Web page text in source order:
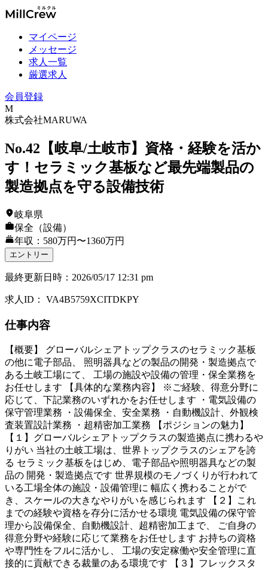
マイページ
メッセージ
求人一覧
厳選求人
会員登録
M
株式会社MARUWA
No.42【岐阜/土岐市】資格・経験を活か
す！セラミック基板など最先端製品の
製造拠点を守る設備技術
岐阜県
保全（設備）
年収：580万円〜1360万円
エントリー
最終更新日時 ： 2026/05/17 12:31 pm
求人ID ： VA4B5759XCITDKPY
仕事内容
【概要】 グローバルシェアトップクラスのセラミック基板
の他に電子部品、 照明器具などの製品の開発・製造拠点で
ある土岐工場にて、 工場の施設や設備の管理・保全業務を
お任せします 【具体的な業務内容】 ※ご経験、得意分野に
応じて、下記業務のいずれかをお任せします ・電気設備の
保守管理業務 ・設備保全、安全業務 ・自動機設計、外観検
査装置設計業務 ・超精密加工業務 【ポジションの魅力】
【１】グローバルシェアトップクラスの製造拠点に携わるや
りがい 当社の土岐工場は、世界トップクラスのシェアを誇
る セラミック基板をはじめ、電子部品や照明器具などの製
品の 開発・製造拠点です 世界規模のモノづくりが行われて
いる工場全体の施設・設備管理に 幅広く携わることがで
き、スケールの大きなやりがいを感じられます 【２】これ
までの経験や資格を存分に活かせる環境 電気設備の保守管
理から設備保全、自動機設計、超精密加工まで、 ご自身の
得意分野や経験に応じて業務をお任せします お持ちの資格
や専門性をフルに活かし、 工場の安定稼働や安全管理に直
接的に貢献できる裁量のある環境です 【３】フレックスタ